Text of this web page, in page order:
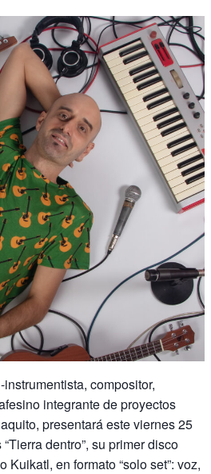
compositor,
integrante de proyectos
presentará este viernes 25
dentro”, su primer disco
en formato “solo set”: voz,